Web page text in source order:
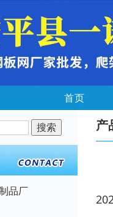
首页
品厂
产